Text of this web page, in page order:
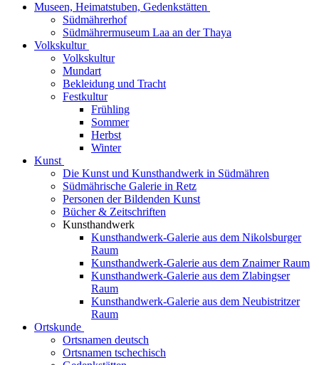
Museen, Heimatstuben, Gedenkstätten
Südmährerhof
Südmährermuseum Laa an der Thaya
Volkskultur
Volkskultur
Mundart
Bekleidung und Tracht
Festkultur
Frühling
Sommer
Herbst
Winter
Kunst
Die Kunst und Kunsthandwerk in Südmähren
Südmährische Galerie in Retz
Personen der Bildenden Kunst
Bücher & Zeitschriften
Kunsthandwerk
Kunsthandwerk-Galerie aus dem Nikolsburger
Raum
Kunsthandwerk-Galerie aus dem Znaimer Raum
Kunsthandwerk-Galerie aus dem Zlabingser
Raum
Kunsthandwerk-Galerie aus dem Neubistritzer
Raum
Ortskunde
Ortsnamen deutsch
Ortsnamen tschechisch